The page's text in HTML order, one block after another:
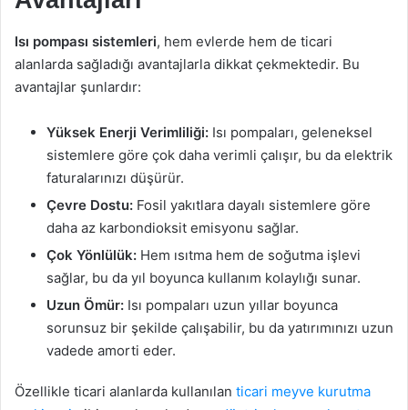
Isı pompası sistemleri, hem evlerde hem de ticari
alanlarda sağladığı avantajlarla dikkat çekmektedir. Bu
avantajlar şunlardır:
Yüksek Enerji Verimliliği: Isı pompaları, geleneksel
sistemlere göre çok daha verimli çalışır, bu da elektrik
faturalarınızı düşürür.
Çevre Dostu: Fosil yakıtlara dayalı sistemlere göre
daha az karbondioksit emisyonu sağlar.
Çok Yönlülük: Hem ısıtma hem de soğutma işlevi
sağlar, bu da yıl boyunca kullanım kolaylığı sunar.
Uzun Ömür: Isı pompaları uzun yıllar boyunca
sorunsuz bir şekilde çalışabilir, bu da yatırımınızı uzun
vadede amorti eder.
Özellikle ticari alanlarda kullanılan ticari meyve kurutma